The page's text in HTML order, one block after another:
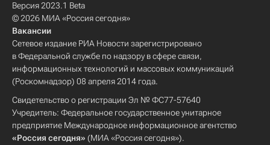
Версия 2023.1 Beta
© 2026 МИА «Россия сегодня»
Вакансии
Сетевое издание РИА Новости зарегистрировано
в Федеральной службе по надзору в сфере связи,
информационных технологий и массовых коммуникаций
(Роскомнадзор) 08 апреля 2014 года.
Свидетельство о регистрации Эл № ФС77-57640
Учредитель: Федеральное государственное унитарное
предприятие Международное информационное агентство
«Россия сегодня» (МИА «Россия сегодня»).